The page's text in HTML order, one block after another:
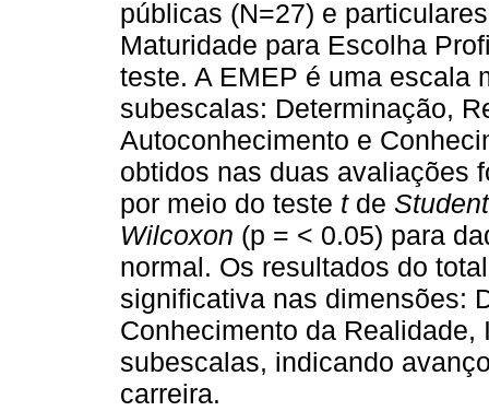
públicas (N=27) e
Maturidade para Escolha
teste. A EMEP é uma escala
subescalas: Determinação,
Autoconhecimento e
obtidos nas duas avaliações
por meio do teste tde Student
Wilcoxon (p = < 0.05) para
normal. Os resultados do
significativa nas dimensões:
Conhecimento da Realidade,
subescalas, indicando
carreira.